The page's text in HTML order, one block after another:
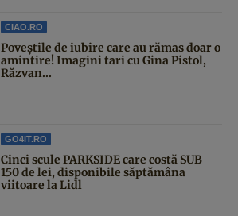
CIAO.RO
Poveştile de iubire care au rămas doar o
amintire! Imagini tari cu Gina Pistol,
Răzvan...
GO4IT.RO
Cinci scule PARKSIDE care costă SUB
150 de lei, disponibile săptămâna
viitoare la Lidl